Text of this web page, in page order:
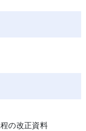
の改正資料